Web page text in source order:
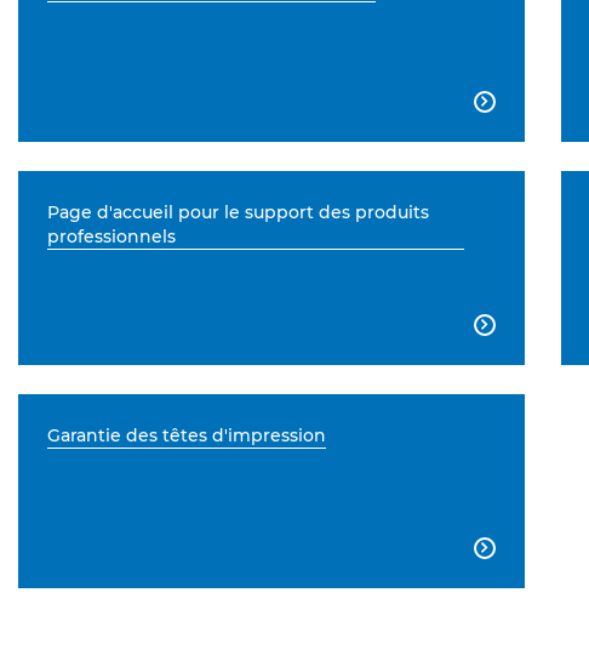

Page d'accueil pour le support des produits
professionnels

Garantie des têtes d'impression
